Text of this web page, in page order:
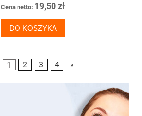
Cena netto: 19,50 zł
DO KOSZYKA
1 2 3 4 »